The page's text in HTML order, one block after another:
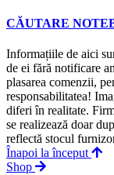
CĂUTARE
Informațiile de aici
de ei fără notificare
plasarea comenzii,
responsabilitatea!
diferi în realitate.
se realizează doar
reflectă stocul
Înapoi la început
Shop